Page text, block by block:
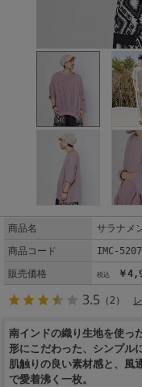
商品名
サラナメ
商品コード
IMC-
販売価格
￥
3.5 （2）
南インドの織り生地を使っ
形にこだわった、シンプル
肌触りの良い素材感と、風
で愛着沸く一枚。